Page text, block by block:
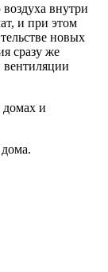
внутри
и при этом
новых
сразу же
вентиляции